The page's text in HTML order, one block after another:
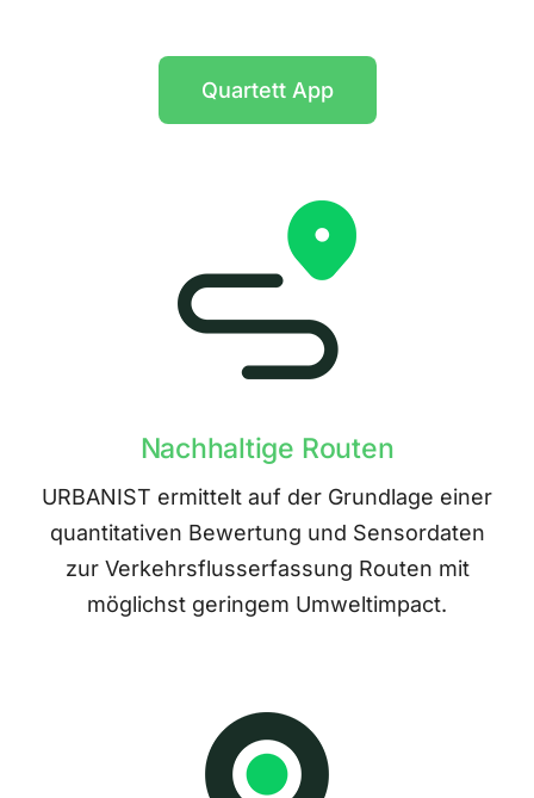
Quartett App
Nachhaltige Routen
URBANIST ermittelt auf der Grundlage einer
quantitativen Bewertung und Sensordaten
zur Verkehrsflusserfassung Routen mit
möglichst geringem Umweltimpact.